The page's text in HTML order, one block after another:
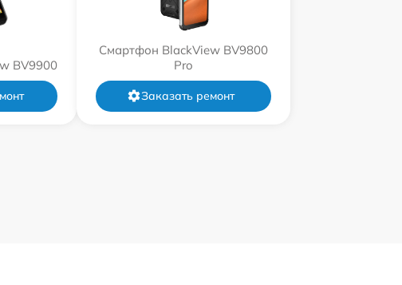
BV9900
Смартфон BlackView BV9800
Pro
Заказать ремонт